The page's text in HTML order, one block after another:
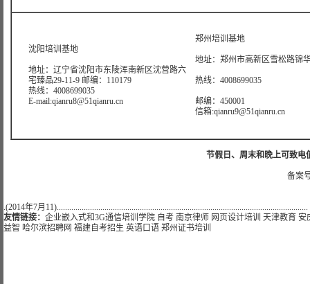
沈阳培训基地
地址：辽宁省沈阳市东陵浑南新区沈营路六
宅臻品29-11-9 邮编：110179
热线：4008699035
E-mail:qianru8@51qianru.cn
郑州培训基地
地址：郑州市高新区雪松路锦
热线：4008699035
邮编：450001
信箱:qianru9@51qianru.cn
节假日、周末和晚上可致电
备案
.(2014年7月11).........................................................................................................................
友情链接： 企业嵌入式和3G通信培训学院 自考 南京律师 网页设计培训 天津教育 安
益智 哈尔滨招聘网 福建自考招生 英语口语 郑州证书培训